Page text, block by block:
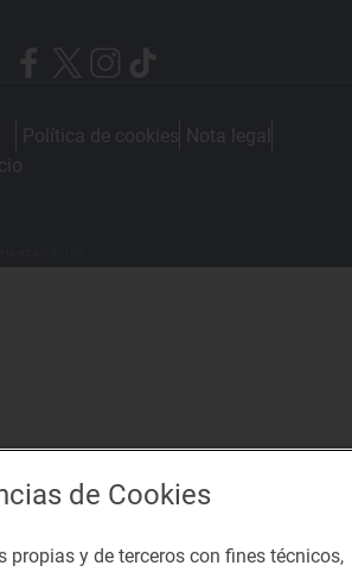
Política de cookies Nota legal
de Cookies
propias y de terceros con fines técnicos,